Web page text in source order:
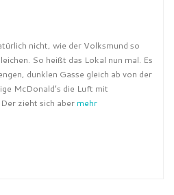
nicht, wie der Volksmund so
So heißt das Lokal nun mal. Es
dunklen Gasse gleich ab von der
McDonald’s die Luft mit
zieht sich aber mehr